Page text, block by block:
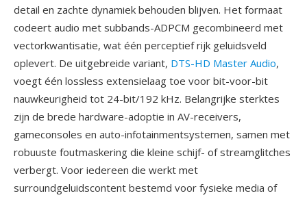
detail en zachte dynamiek behouden blijven. Het formaat
codeert audio met subbands-ADPCM gecombineerd met
vectorkwantisatie, wat één perceptief rijk geluidsveld
oplevert. De uitgebreide variant, DTS-HD Master Audio,
voegt één lossless extensielaag toe voor bit-voor-bit
nauwkeurigheid tot 24-bit/192 kHz. Belangrijke sterktes
zijn de brede hardware-adoptie in AV-receivers,
gameconsoles en auto-infotainmentsystemen, samen met
robuuste foutmaskering die kleine schijf- of streamglitches
verbergt. Voor iedereen die werkt met
surroundgeluidscontent bestemd voor fysieke media of